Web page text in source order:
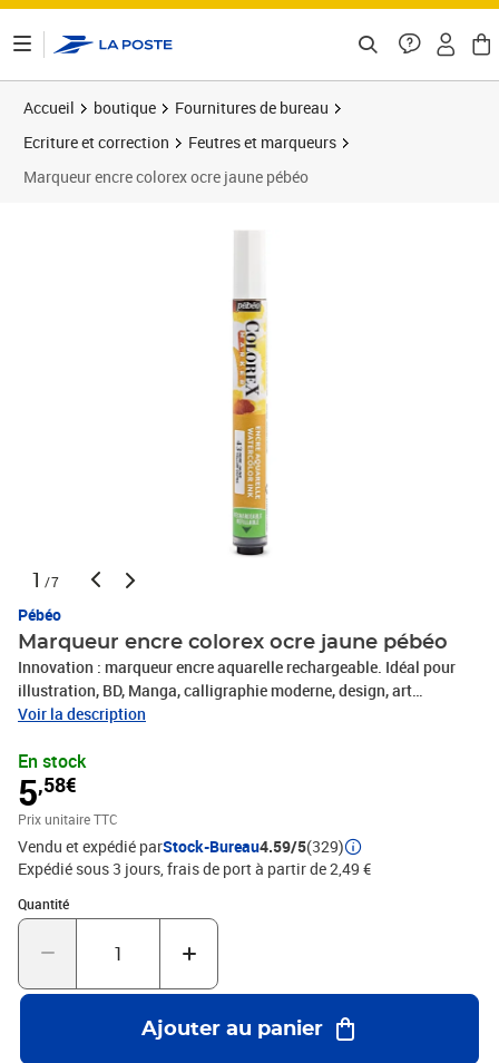
Accueil boutique
Fournitures de bureau
Ecriture et correction
Feutres et marqueurs
Marqueur encre colorex ocre jaune pébéo
1 /7
Pébéo
Marqueur encre colorex ocre jaune pébéo
Innovation : marqueur encre aquarelle rechargeable. Idéal pour
illustration, BD, Manga, calligraphie moderne, design, art
journaling... Système de recharge au brevet déposé : facile, rapide
couleurs Colorex. Accessoires : Marqueur vide compatible avec 56
couleurs Colorex et création de teintes sur-mesure. Pointes de
rechange disponibles pour une utilisation infinie
Voir la description
En stock
5,58€
Prix unitaire TTC
Vendu et expédié parStock-Bureau4.59/5(329)
Expédié sous 3 jours, frais de port à partir de 2,49 €
Quantité
Quantité : 1
Ajouter au panier